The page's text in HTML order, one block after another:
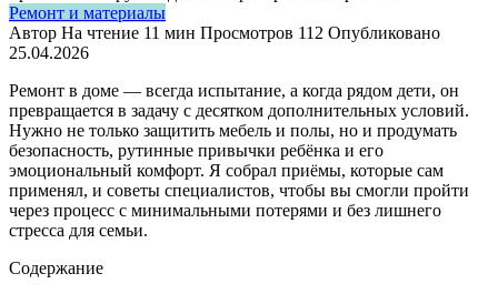
Ремонт и материалы
Автор На чтение 11 мин Просмотров 112 Опубликовано
25.04.2026
Ремонт в доме — всегда испытание, а когда рядом дети, он
превращается в задачу с десятком дополнительных условий.
Нужно не только защитить мебель и полы, но и продумать
безопасность, рутинные привычки ребёнка и его
эмоциональный комфорт. Я собрал приёмы, которые сам
применял, и советы специалистов, чтобы вы смогли пройти
через процесс с минимальными потерями и без лишнего
стресса для семьи.
Содержание